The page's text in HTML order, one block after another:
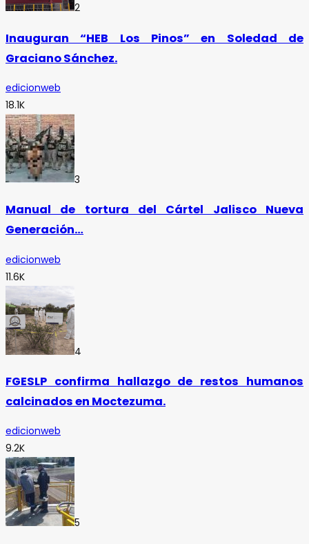
2
Inauguran “HEB Los Pinos” en Soledad de
Graciano Sánchez.
edicionweb
18.1K
3
Manual de tortura del Cártel Jalisco Nueva
Generación…
edicionweb
11.6K
4
FGESLP confirma hallazgo de restos humanos
calcinados en Moctezuma.
edicionweb
9.2K
5